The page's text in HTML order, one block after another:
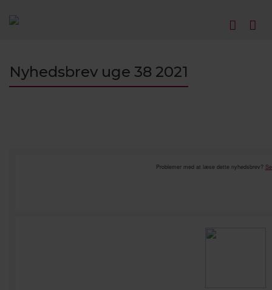
Nyhedsbrev uge 38 2021
Problemer med at læse dette nyhedsbrev?